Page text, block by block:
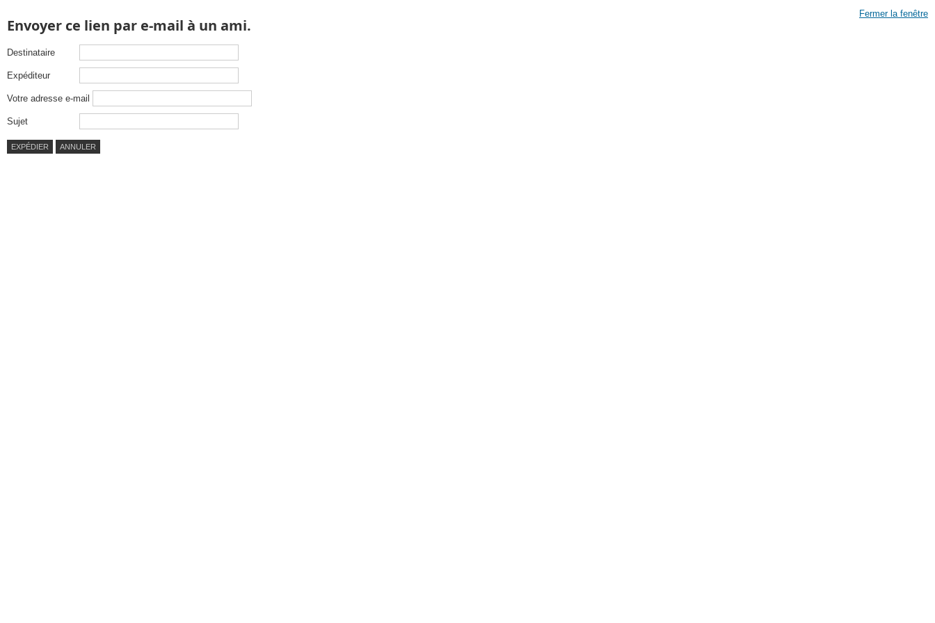
Envoyer ce lien par e-mail à un ami.
Fermer la fenêtre
Destinataire
Expéditeur
Votre adresse e-mail
Sujet
EXPÉDIER ANNULER